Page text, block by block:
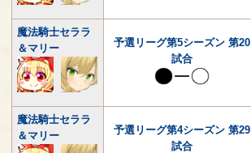
魔法騎士セララ
＆マリー
予選リーグ第5シーズン 第20
試合
魔法騎士セララ
＆マリー
予選リーグ第4シーズン 第29
試合